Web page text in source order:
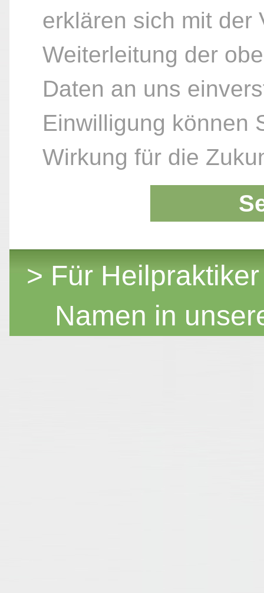
erklären sich mit der
Weiterleitung der
Daten an uns
Einwilligung können
Wirkung für die
> Für
Namen in